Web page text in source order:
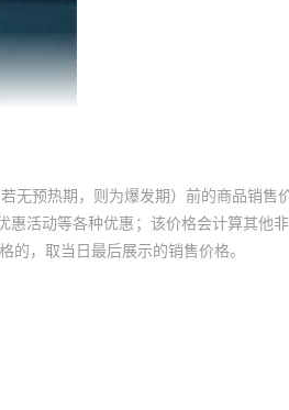
无预热期，则为爆发期）前的商品销售
惠活动等各种优惠；该价格会计算其他
，取当日最后展示的销售价格。